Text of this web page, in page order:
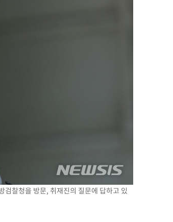
검찰청을 방문, 취재진의 질문에 답하고 있